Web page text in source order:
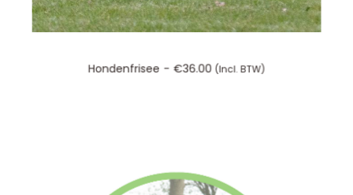
TOEVOEGEN AAN WINKELWAGEN
Hondenfrisee €36.00 (incl. BTW)